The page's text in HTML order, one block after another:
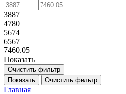
3887
4780
5674
6567
7460.05
Показать
Очистить фильтр
Показать
Очистить фильтр
Главная